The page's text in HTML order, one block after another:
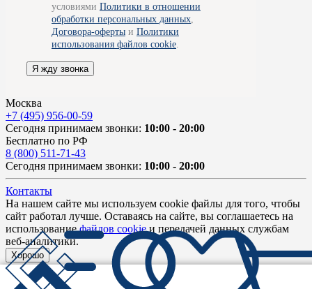
условиями Политики в отношении
обработки персональных данных
Договора-оферты и Политики
использования файлов cookie
Я жду звонка
Москва
+7 (495) 956-00-59
Сегодня принимаем звонки: 10:00 - 20:00
Бесплатно по РФ
8 (800) 511-71-43
Сегодня принимаем звонки: 10:00 - 20:00
Контакты
На нашем сайте мы используем cookie файлы для того, чтобы
сайт работал лучше. Оставаясь на сайте, вы соглашаетесь на
использованиефайлов cookieи передачей данных службам
веб-аналитики.
Хорошо